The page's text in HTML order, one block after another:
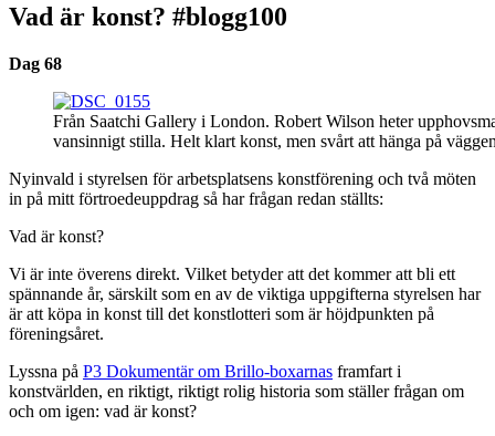
Vad är konst? #blogg100
Dag 68
Från Saatchi Gallery i London. Robert Wilson heter
vansinnigt stilla. Helt klart konst, men svårt att hänga på
Nyinvald i styrelsen för arbetsplatsens konstförening och två möten
in på mitt förtroedeuppdrag så har frågan redan ställts:
Vad är konst?
Vi är inte överens direkt. Vilket betyder att det kommer att bli ett
spännande år, särskilt som en av de viktiga uppgifterna styrelsen har
är att köpa in konst till det konstlotteri som är höjdpunkten på
föreningsåret.
Lyssna på P3 Dokumentär om Brillo-boxarnas framfart i
konstvärlden, en riktigt, riktigt rolig historia som ställer frågan om
och om igen: vad är konst?